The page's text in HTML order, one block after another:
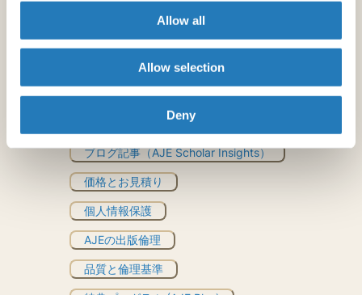
Allow all
Allow selection
Deny
ブログ記事（AJE Scholar Insights）
価格とお見積り
個人情報保護
AJEの出版倫理
品質と倫理基準